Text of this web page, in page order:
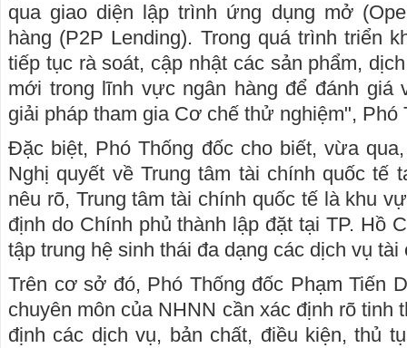
qua giao diện lập trình ứng dụng mở
hàng (P2P Lending). Trong quá trình triển
tiếp tục rà soát, cập nhật các sản phẩm,
mới trong lĩnh vực ngân hàng để đánh giá
giải pháp tham gia Cơ chế thử nghiệm", Phó
Đặc biệt, Phó Thống đốc cho biết, vừa
Nghị quyết về Trung tâm tài chính quốc tế
nêu rõ, Trung tâm tài chính quốc tế là khu
định do Chính phủ thành lập đặt tại TP. Hồ
tập trung hệ sinh thái đa dạng các dịch vụ
Trên cơ sở đó, Phó Thống đốc Phạm Tiến
chuyên môn của NHNN cần xác định rõ tinh
định các dịch vụ, bản chất, điều kiện, thủ